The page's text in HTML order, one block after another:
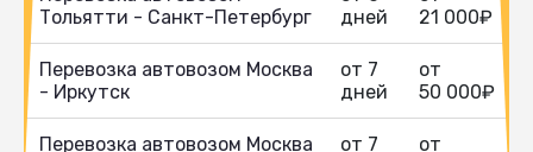
Тольятти - Санкт-Петербург
дней
21 000₽
Перевозка автовозом Москва
- Иркутск
от 7
дней
от
50 000₽
Перевозка автовозом Москва
от 7
от